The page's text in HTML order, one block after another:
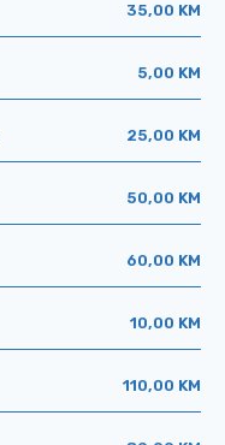
35,00 KM
5,00 KM
25,00 KM
50,00 KM
60,00 KM
10,00 KM
110,00 KM